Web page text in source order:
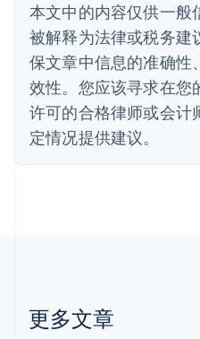
本文中的内容仅供一般
被解释为法律或税务
保文章中信息的准确性
效性。您应该寻求在您
许可的合格律师或会计
定情况提供建议。
更多文章
English
丹麦
English
德国
DeutschEnglish
法国
FrançaisEnglish
芬兰
EnglishSvenska
English Italiano
拉脱维亚